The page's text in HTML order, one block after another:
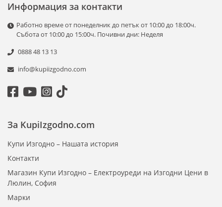
Информация за контакти
Работно време от понеделник до петък от 10:00 до 18:00ч.
Събота от 10:00 до 15:00ч. Почивни дни: Неделя
0888 48 13 13
info@kupiizgodno.com
За KupiIzgodno.com
Купи Изгодно – Нашата история
Контакти
Магазин Купи Изгодно – Електроуреди на Изгодни Цени в
Люлин, София
Марки